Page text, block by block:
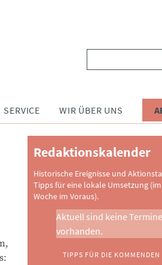
SERVICE WIR ÜBER UNS
Redaktionskalender
Historische Ereignisse und
Tipps für eine lokale Umsetzung
Woche im Voraus).
Aktuell sind keine Termine
vorhanden.
TIPPS FÜR DIE KOMMENDEN